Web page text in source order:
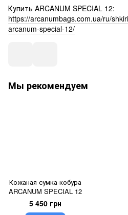
Купить ARCANUM SPECIAL 12:
https://arcanumbags.com.ua/ru/
arcanum-special-12/
Мы рекомендуем
Кожаная сумка-кобура
ARCANUM SPECIAL 12
5 450 грн